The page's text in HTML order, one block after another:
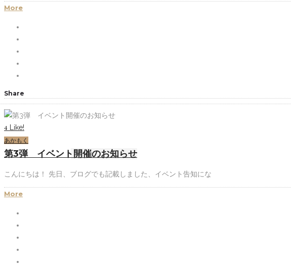
More
Share
4 Like!
あかもく
第3弾 イベント開催のお知らせ
こんにちは！ 先日、ブログでも記載しました、イベント告知にな
More